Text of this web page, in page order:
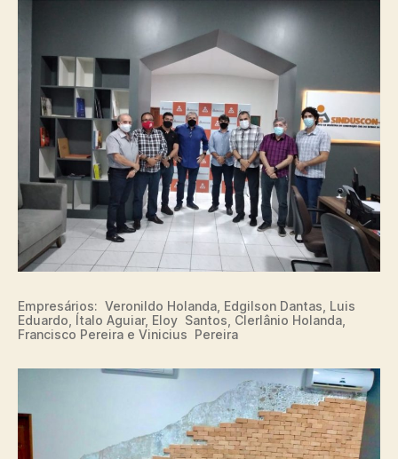
Empresários: Veronildo Holanda, Edgilson Dantas, Luis
Eduardo, Ítalo Aguiar, Eloy Santos, Clerlânio Holanda,
Francisco Pereira e Vinicius Pereira